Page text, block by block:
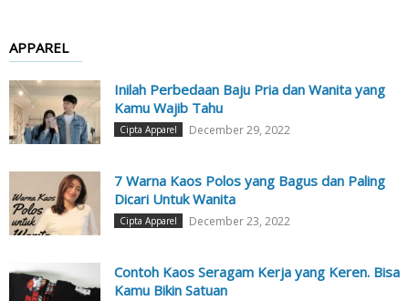
APPAREL
Inilah Perbedaan Baju Pria dan Wanita yang
Kamu Wajib Tahu
Cipta Apparel December 29, 2022
7 Warna Kaos Polos yang Bagus dan Paling
Dicari Untuk Wanita
Cipta Apparel December 23, 2022
Contoh Kaos Seragam Kerja yang Keren. Bisa
Kamu Bikin Satuan